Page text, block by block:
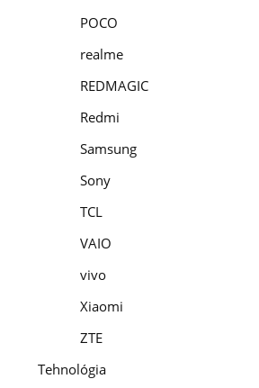
POCO
realme
REDMAGIC
Redmi
Samsung
Sony
TCL
VAIO
vivo
Xiaomi
ZTE
Tehnológia